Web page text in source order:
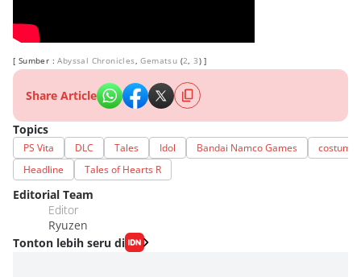
[ Sumber :Abyssal Chronicles,Gematsu (2,3) ]
Share Article
Topics
PS Vita DLC Tales Idol Bandai Namco Games
costume
Headline
Tales of Hearts R
Editorial Team
Editor
Ryuzen
Tonton lebih seru di